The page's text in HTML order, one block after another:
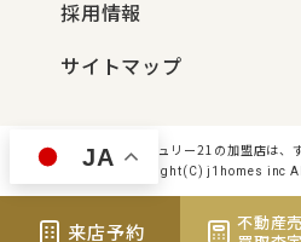
採用情報
サイトマップ
センチュリー21の加盟店は、
Copyright(C) j1homes inc
来店予約
不動産
JA